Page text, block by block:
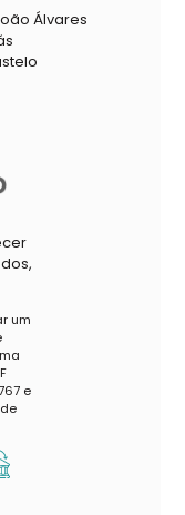
um
e
Álvares